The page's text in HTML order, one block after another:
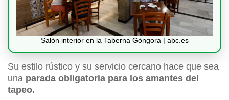
Salón interior en la Taberna Góngora | abc.es
Su estilo rústico y su servicio cercano hace que sea
una parada obligatoria para los amantes del
tapeo.